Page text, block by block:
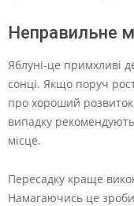
Неправильне
Яблуні-це примхливі
сонці. Якщо поруч
про хороший
випадку
місце.
Пересадку краще
Намагаючись це